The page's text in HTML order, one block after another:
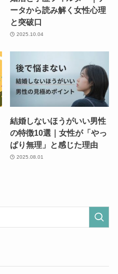
ータから読み解く女性心理
と突破口
2025.10.04
結婚しないほうがいい男性
の特徴10選｜女性が「やっ
ぱり無理」と感じた理由
2025.08.01